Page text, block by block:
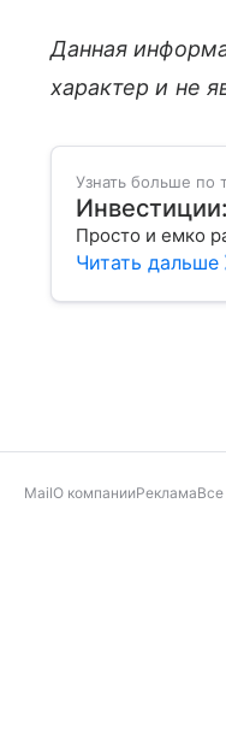
Данная
характер и не
Узнать больше по
Просто и емко
Читать дальше
MailО компанииРеклама